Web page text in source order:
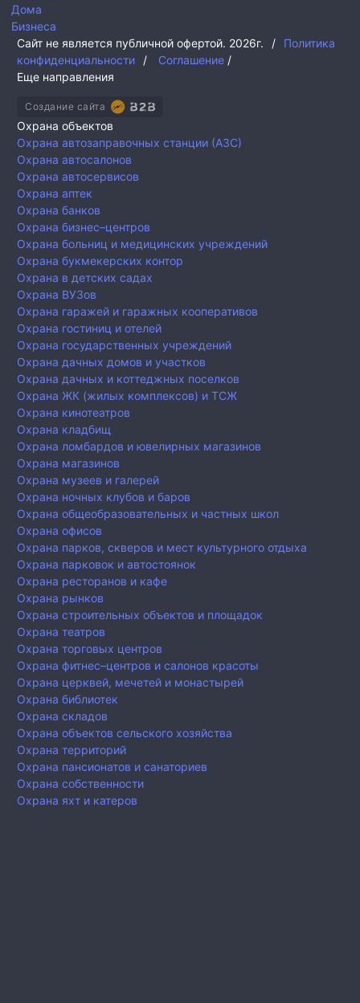
Дома
Бизнеса
Сайт не является публичной офертой. 2026г. /
Политика
конфиденциальности
/ Соглашение /
Еще направления
Создание сайта
Охрана объектов
Охрана автозаправочных станции (АЗС)
Охрана автосалонов
Охрана автосервисов
Охрана аптек
Охрана банков
Охрана бизнес–центров
Охрана больниц и медицинских учреждений
Охрана букмекерских контор
Охрана в детских садах
Охрана ВУЗов
Охрана гаражей и гаражных кооперативов
Охрана гостиниц и отелей
Охрана государственных учреждений
Охрана дачных домов и участков
Охрана дачных и коттеджных поселков
Охрана ЖК (жилых комплексов) и ТСЖ
Охрана кинотеатров
Охрана кладбищ
Охрана ломбардов и ювелирных магазинов
Охрана магазинов
Охрана музеев и галерей
Охрана ночных клубов и баров
Охрана общеобразовательных и частных школ
Охрана офисов
Охрана парков, скверов и мест культурного отдыха
Охрана парковок и автостоянок
Охрана ресторанов и кафе
Охрана рынков
Охрана строительных объектов и площадок
Охрана театров
Охрана торговых центров
Охрана фитнес–центров и салонов красоты
Охрана церквей, мечетей и монастырей
Охрана библиотек
Охрана складов
Охрана объектов сельского хозяйства
Охрана территорий
Охрана пансионатов и санаториев
Охрана собственности
Охрана яхт и катеров